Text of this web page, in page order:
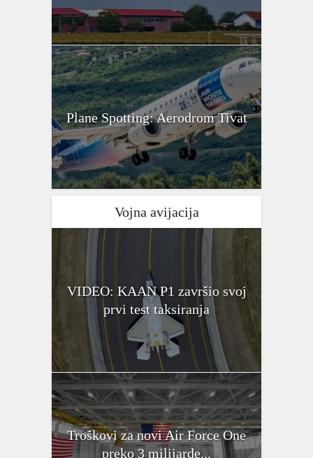
Plane Spotting: Aerodrom Tivat
Vojna avijacija
VIDEO: KAAN P1 završio svoj
prvi test taksiranja
Troškovi za novi Air Force One
preko 3 milijarde...